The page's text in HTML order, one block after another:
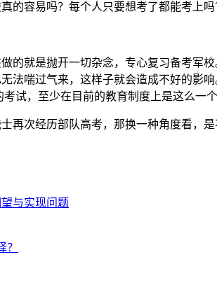
的容易吗？每个人只要想考了都能考上吗
的就是抛开一切杂念，专心复习备考军
法喘过气来，这样子就会造成不好的影
试，至少在目前的教育制度上是这么一个
再次经历部队高考，那换一种角度看，
与实现问题